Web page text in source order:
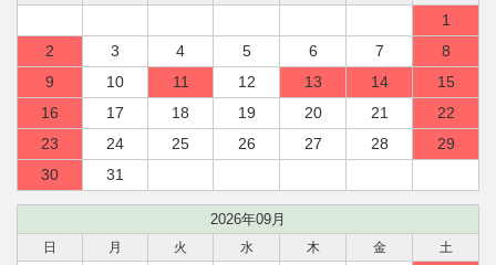
1
2
3 4 5 6 7
8
9
10 11 12 13 14
15
16
17 18 19 20 21
22
23
24 25 26 27 28
29
30
31
2026年09月
日 月 火 水 木 金 土